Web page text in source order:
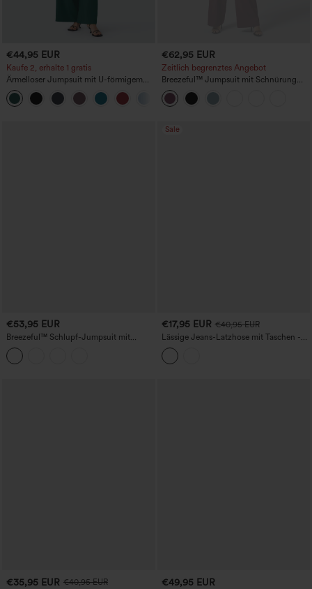
€44,95 EUR
Kaufe 2, erhalte 1 gratis
Ärmelloser Jumpsuit mit U-förmigem
Rückenausschnitt und Taschen
+10
€62,95 EUR
Zeitlich begrenztes Angebot
Breezeful™ Jumpsuit mit Schnürung
und Tasche, schnelltrocknend und
lässig.
€53,95 EUR
Breezeful™ Schlupf-Jumpsuit mit
weitem Bein, schnelltrocknend und
lässig, mit Taschen – Easy Peezy Edition
Sale
€17,95 EUR €40,95 EUR
Lässige Jeans-Latzhose mit Taschen -
Vorder- und Rückseite tragbar
€35,95 EUR €40,95 EUR
€49,95 EUR